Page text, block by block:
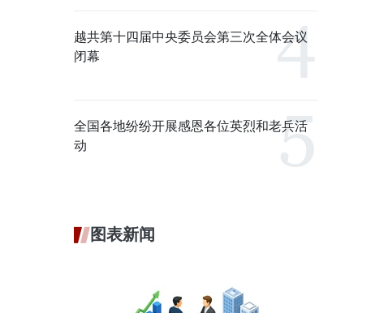
越共第十四届中央委员会第三次全体会议
闭幕
全国各地纷纷开展感恩各位英烈和老兵活
动
图表新闻